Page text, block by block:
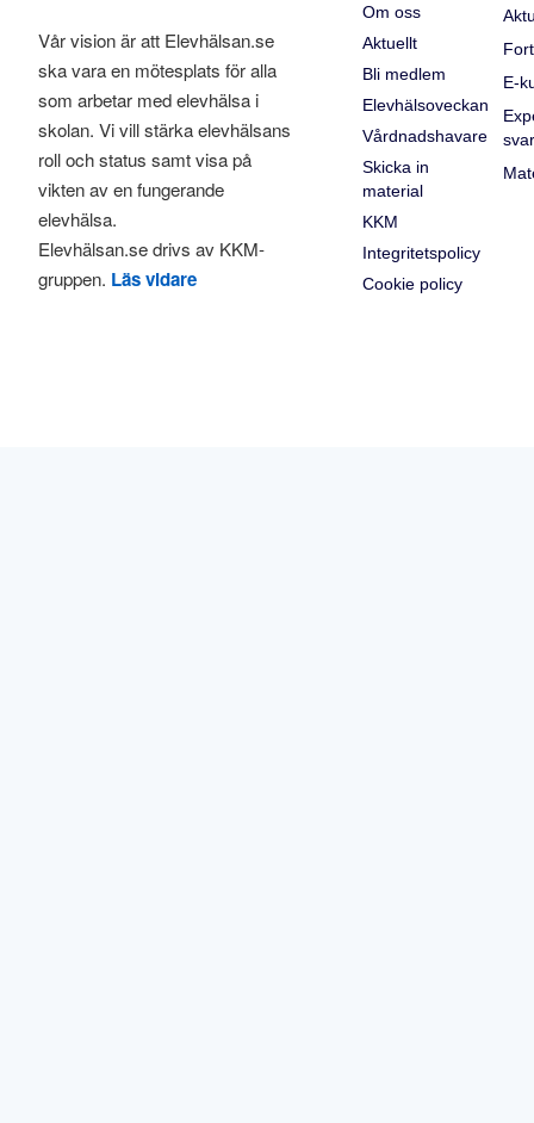
Vår vision är att Elevhälsan.se
ska vara en mötesplats för alla
som arbetar med elevhälsa i
skolan. Vi vill stärka elevhälsans
roll och status samt visa på
vikten av en fungerande
elevhälsa.
Elevhälsan.se drivs av KKM-
gruppen. Läs vidare
Om oss
Aktuellt
Bli medlem
Elevhälsoveckan
Vårdnadshavare
Skicka in
material
KKM
Integritetspolicy
Cookie policy
E-